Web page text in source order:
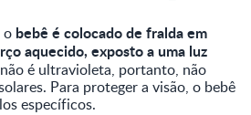
o bebê é colocado de fralda em
aquecido, exposto a uma luz
não é ultravioleta, portanto, não
Para proteger a visão, o bebê
específicos.